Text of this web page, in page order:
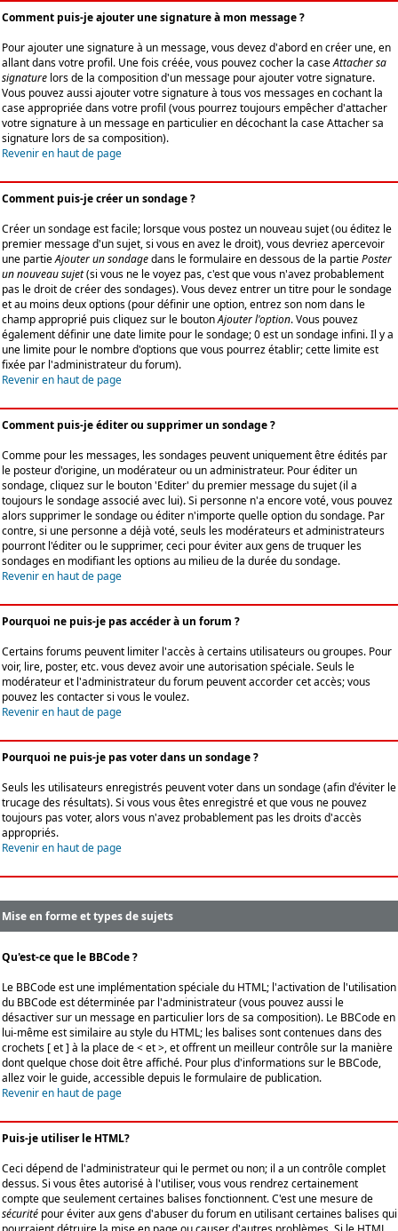
Comment puis-je ajouter une signature à mon message ?
Pour ajouter une signature à un message, vous devez d'abord en créer une, en
allant dans votre profil. Une fois créée, vous pouvez cocher la caseAttacher sa
signature lors de la composition d'un message pour ajouter votre signature.
Vous pouvez aussi ajouter votre signature à tous vos messages en cochant la
case appropriée dans votre profil (vous pourrez toujours empêcher d'attacher
votre signature à un message en particulier en décochant la case Attacher sa
signature lors de sa composition).
Revenir en haut de page
Comment puis-je créer un sondage ?
Créer un sondage est facile; lorsque vous postez un nouveau sujet (ou éditez le
premier message d'un sujet, si vous en avez le droit), vous devriez apercevoir
une partieAjouter un sondagedans le formulaire en dessous de la partiePoster
un nouveau sujet(si vous ne le voyez pas, c'est que vous n'avez probablement
pas le droit de créer des sondages). Vous devez entrer un titre pour le sondage
et au moins deux options (pour définir une option, entrez son nom dans le
champ approprié puis cliquez sur le boutonAjouter l'option. Vous pouvez
également définir une date limite pour le sondage; 0 est un sondage infini. Il y a
une limite pour le nombre d'options que vous pourrez établir; cette limite est
fixée par l'administrateur du forum).
Revenir en haut de page
Comment puis-je éditer ou supprimer un sondage ?
Comme pour les messages, les sondages peuvent uniquement être édités par
le posteur d'origine, un modérateur ou un administrateur. Pour éditer un
sondage, cliquez sur le bouton 'Editer' du premier message du sujet (il a
toujours le sondage associé avec lui). Si personne n'a encore voté, vous pouvez
alors supprimer le sondage ou éditer n'importe quelle option du sondage. Par
contre, si une personne a déjà voté, seuls les modérateurs et administrateurs
pourront l'éditer ou le supprimer, ceci pour éviter aux gens de truquer les
sondages en modifiant les options au milieu de la durée du sondage.
Revenir en haut de page
Pourquoi ne puis-je pas accéder à un forum ?
Certains forums peuvent limiter l'accès à certains utilisateurs ou groupes. Pour
voir, lire, poster, etc. vous devez avoir une autorisation spéciale. Seuls le
modérateur et l'administrateur du forum peuvent accorder cet accès; vous
pouvez les contacter si vous le voulez.
Revenir en haut de page
Pourquoi ne puis-je pas voter dans un sondage ?
Seuls les utilisateurs enregistrés peuvent voter dans un sondage (afin d'éviter le
trucage des résultats). Si vous vous êtes enregistré et que vous ne pouvez
toujours pas voter, alors vous n'avez probablement pas les droits d'accès
appropriés.
Revenir en haut de page
Mise en forme et types de sujets
Qu'est-ce que le BBCode ?
Le BBCode est une implémentation spéciale du HTML; l'activation de l'utilisation
du BBCode est déterminée par l'administrateur (vous pouvez aussi le
désactiver sur un message en particulier lors de sa composition). Le BBCode en
lui-même est similaire au style du HTML; les balises sont contenues dans des
crochets [ et ] à la place de < et >, et offrent un meilleur contrôle sur la manière
dont quelque chose doit être affiché. Pour plus d'informations sur le BBCode,
allez voir le guide, accessible depuis le formulaire de publication.
Revenir en haut de page
Puis-je utiliser le HTML?
Ceci dépend de l'administrateur qui le permet ou non; il a un contrôle complet
dessus. Si vous êtes autorisé à l'utiliser, vous vous rendrez certainement
compte que seulement certaines balises fonctionnent. C'est une mesure de
sécurité pour éviter aux gens d'abuser du forum en utilisant certaines balises qui